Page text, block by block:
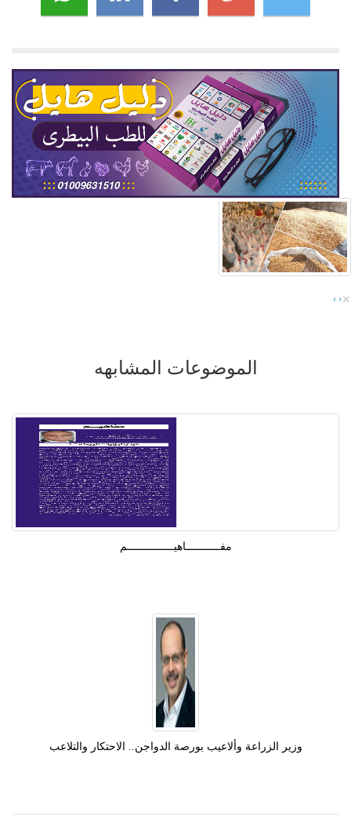
‹
› ×
الموضوعات المشابهه
مفـــــــــــاهيـــــــــــــــم
وزير الزراعة وألاعيب بورصة الدواجن.. الاحتكار والتلاعب